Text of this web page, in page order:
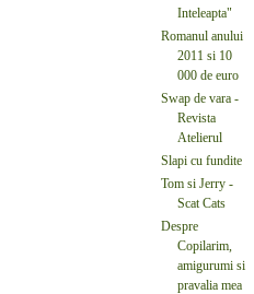
Inteleapta"
Romanul anului
2011 si 10
000 de euro
Swap de vara -
Revista
Atelierul
Slapi cu fundite
Tom si Jerry -
Scat Cats
Despre
Copilarim,
amigurumi si
pravalia mea